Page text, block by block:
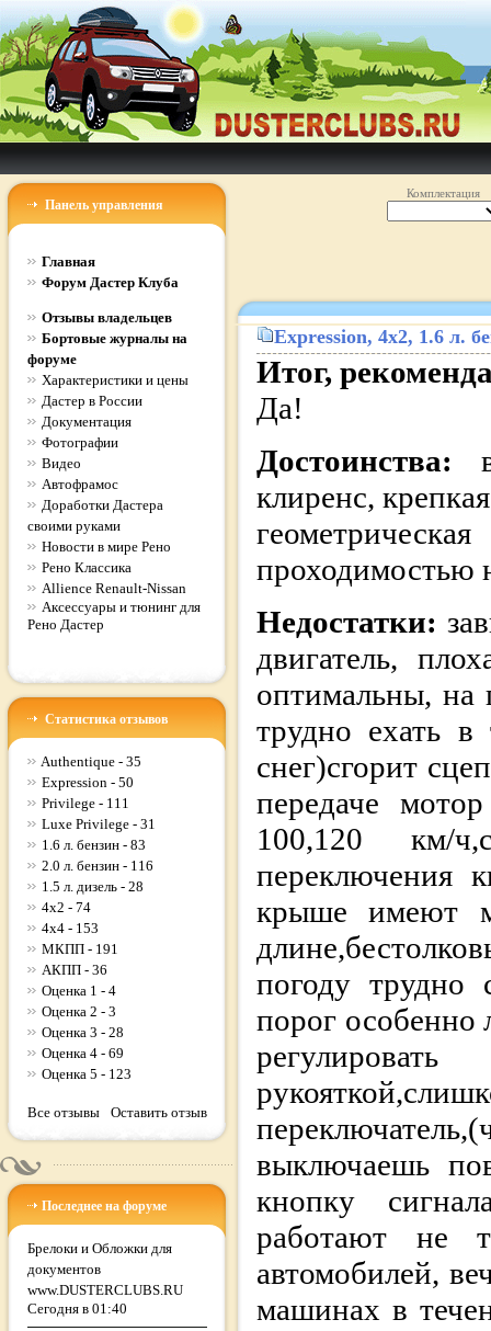
Панель управления
Главная
Форум Дастер Клуба
Отзывы владельцев
Бортовые журналы на
форуме
Характеристики и цены
Дастер в России
Документация
Фотографии
Видео
Автофрамос
Доработки Дастера
своими руками
Новости в мире Рено
Рено Классика
Allience Renault-Nissan
Аксессуары и тюнинг для
Рено Дастер
Статистика отзывов
Authentique - 35
Expression - 50
Privilege - 111
Luxe Privilege - 31
1.6 л. бензин - 83
2.0 л. бензин - 116
1.5 л. дизель - 28
4x2 - 74
4x4 - 153
МКПП - 191
АКПП - 36
Оценка 1 - 4
Оценка 2 - 3
Оценка 3 - 28
Оценка 4 - 69
Оценка 5 - 123
Все отзывы Оставить отзыв
Последнее на форуме
Брелоки и Обложки для
документов
www.DUSTERCLUBS.RU
Сегодня в 01:40
Комплектация
Expression, 4x2, 1.6 л.
Итог,
Да!
Достоинства:
клиренс,
проходимостью
Недостатки:
двигатель,
оптимальны, на
трудно ехать в
снег)сгорит
передаче
100,120 км/
переключения
крыше имеют
погоду трудно
порог особенно
выключаешь
кнопку
работают не
автомобилей,
машинах в